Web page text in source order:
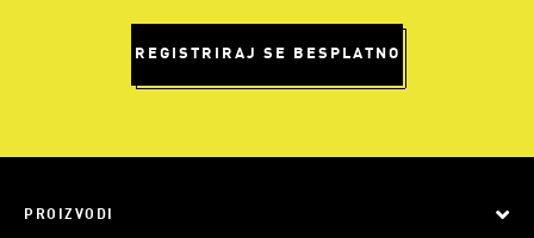
REGISTRIRAJ SE BESPLATNO
PROIZVODI